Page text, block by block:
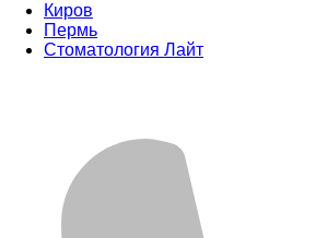
Киров
Пермь
Стоматология Лайт